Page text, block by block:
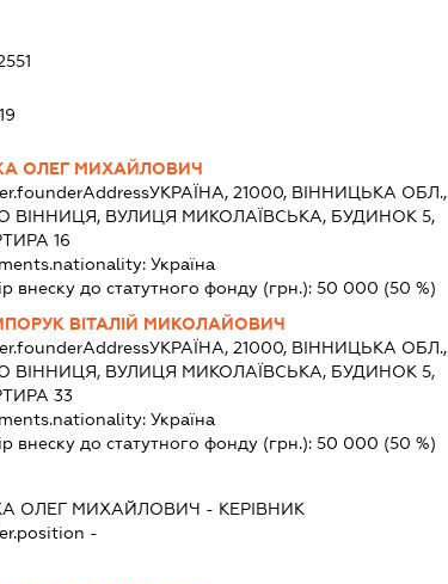
ОЛЕГ МИХАЙЛОВИЧ
УКРАЇНА, 21000, ВІННИЦЬКА ОБЛ.,
ВІННИЦЯ, ВУЛИЦЯ МИКОЛАЇВСЬКА, БУДИНОК 5,
16
Україна
внеску до статутного фонду (грн.):50 000 (50 %)
ВІТАЛІЙ МИКОЛАЙОВИЧ
УКРАЇНА, 21000, ВІННИЦЬКА ОБЛ.,
ВІННИЦЯ, ВУЛИЦЯ МИКОЛАЇВСЬКА, БУДИНОК 5,
33
Україна
внеску до статутного фонду (грн.):50 000 (50 %)
ОЛЕГ МИХАЙЛОВИЧ - КЕРІВНИК
-